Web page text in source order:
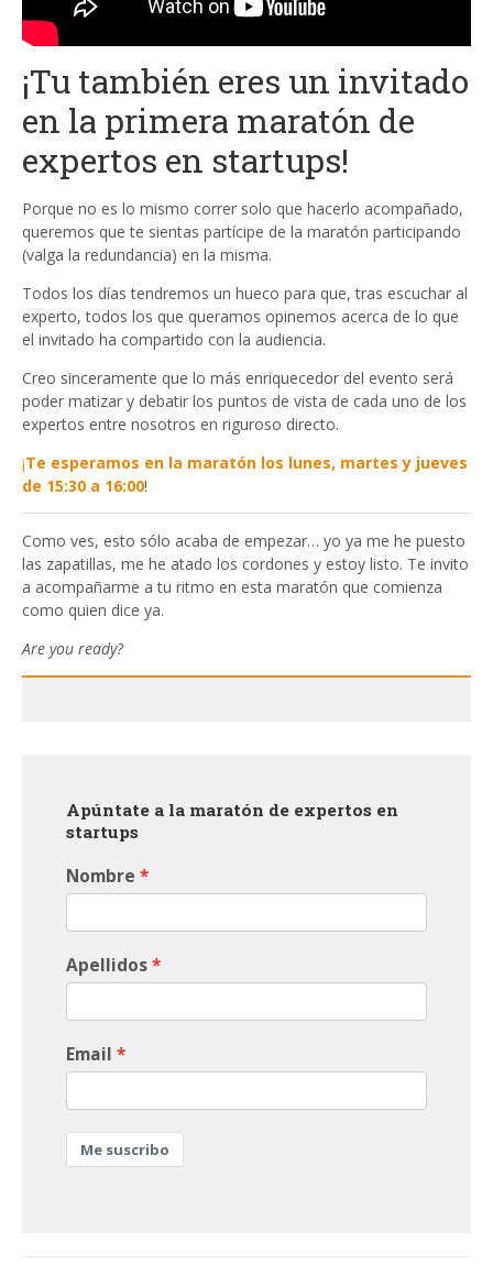
¡Tu también eres un invitado
en la primera maratón de
expertos en startups!
Porque no es lo mismo correr solo que hacerlo acompañado,
queremos que te sientas partícipe de la maratón participando
(valga la redundancia) en la misma.
Todos los días tendremos un hueco para que, tras escuchar al
experto, todos los que queramos opinemos acerca de lo que
el invitado ha compartido con la audiencia.
Creo sinceramente que lo más enriquecedor del evento será
poder matizar y debatir los puntos de vista de cada uno de los
expertos entre nosotros en riguroso directo.
¡Te esperamos en la maratón los lunes, martes y jueves
de 15:30 a 16:00!
Como ves, esto sólo acaba de empezar… yo ya me he puesto
las zapatillas, me he atado los cordones y estoy listo. Te invito
a acompañarme a tu ritmo en esta maratón que comienza
como quien dice ya.
Are you ready?
Apúntate a la maratón de expertos en
startups
Nombre
Apellidos
Email
Me suscribo